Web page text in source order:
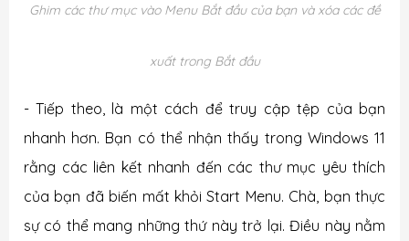
Ghim các thư mục vào Menu Bắt đầu của bạn và xóa các đề
xuất trong Bắt đầu
- Tiếp theo, là một cách để truy cập tệp của bạn
nhanh hơn. Bạn có thể nhận thấy trong Windows 11
rằng các liên kết nhanh đến các thư mục yêu thích
của bạn đã biến mất khỏi Start Menu. Chà, bạn thực
sự có thể mang những thứ này trở lại. Điều này nằm